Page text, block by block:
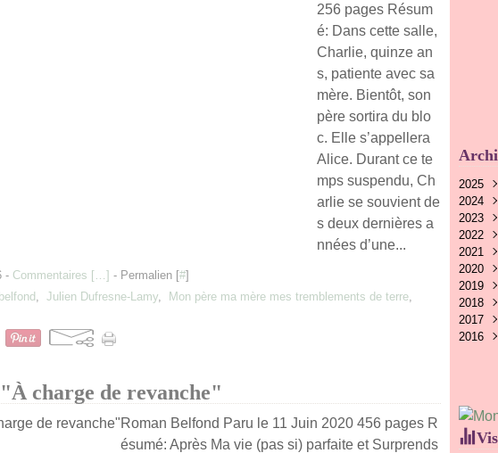
256 pages Résum
é: Dans cette salle,
Charlie, quinze an
s, patiente avec sa
mère. Bientôt, son
père sortira du blo
c. Elle s’appellera
Alice. Durant ce te
mps suspendu, Ch
arlie se souvient de
s deux dernières a
nnées d’une...
- Commentaires […] - Permalien [#]
belfond , Julien Dufresne-Lamy, Mon père ma mère mes tremblements de terre,
charge de revanche"
Roman Belfond Paru le 11 Juin 2020 456 pages R
ésumé: Après Ma vie (pas si) parfaite et Surprends
2025
Août
Juin
Mai
Avril
2024
Août
Juin
Mai
Avril
2023
Août
Juin
Mai
2022
Août
2021
Août
2020
2019
Mai
2018
Juin
Mai
2017
Juin
2016